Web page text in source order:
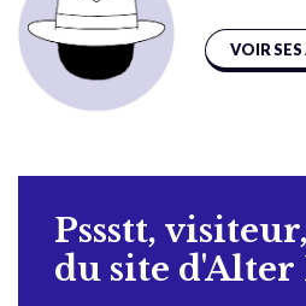
VOIR SES
Pssstt,
du site d'Alter